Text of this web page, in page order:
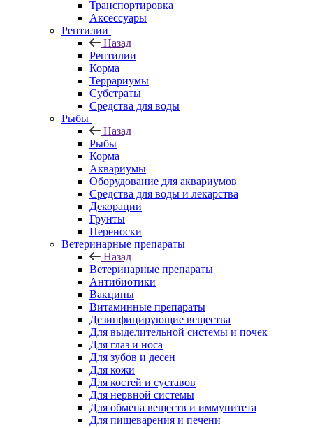
Транспортировка
Аксессуары
Рептилии
Назад
Рептилии
Корма
Террариумы
Субстраты
Средства для воды
Рыбы
Назад
Рыбы
Корма
Аквариумы
Оборудование для аквариумов
Средства для воды и лекарства
Декорации
Грунты
Переноски
Ветеринарные препараты
Назад
Ветеринарные препараты
Антибиотики
Вакцины
Витаминные препараты
Дезинфицирующие вещества
Для выделительной системы и почек
Для глаз и носа
Для зубов и десен
Для кожи
Для костей и суставов
Для нервной системы
Для обмена веществ и иммунитета
Для пищеварения и печени